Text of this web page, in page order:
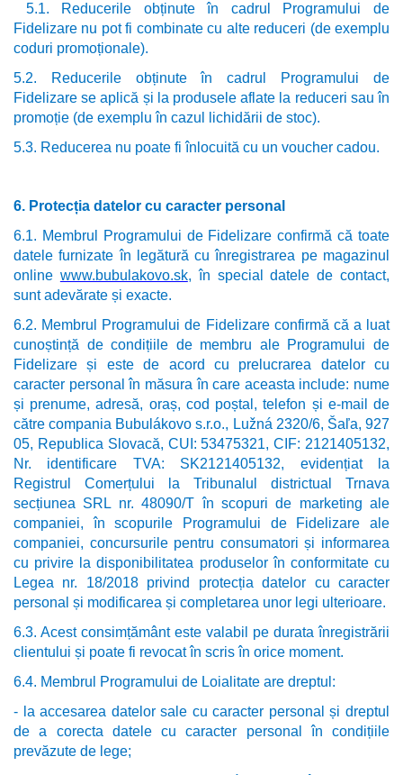
5.1. Reducerile obținute în cadrul Programului de
Fidelizare nu pot fi combinate cu alte reduceri (de exemplu
coduri promoționale).
5.2. Reducerile obținute în cadrul Programului de
Fidelizare se aplică și la produsele aflate la reduceri sau în
promoție (de exemplu în cazul lichidării de stoc).
5.3. Reducerea nu poate fi înlocuită cu un voucher cadou.
6. Protecția datelor cu caracter personal
6.1. Membrul Programului de Fidelizare confirmă că toate
datele furnizate în legătură cu înregistrarea pe magazinul
online www.bubulakovo.sk, în special datele de contact,
sunt adevărate și exacte.
6.2. Membrul Programului de Fidelizare confirmă că a luat
cunoștință de condițiile de membru ale Programului de
Fidelizare și este de acord cu prelucrarea datelor cu
caracter personal în măsura în care aceasta include: nume
și prenume, adresă, oraș, cod poștal, telefon și e-mail de
către compania Bubulákovo s.r.o., Lužná 2320/6, Šaľa, 927
05, Republica Slovacă, CUI: 53475321, CIF: 2121405132,
Nr. identificare TVA: SK2121405132, evidențiat la
Registrul Comerțului la Tribunalul districtual Trnava
secțiunea SRL nr. 48090/T în scopuri de marketing ale
companiei, în scopurile Programului de Fidelizare ale
companiei, concursurile pentru consumatori și informarea
cu privire la disponibilitatea produselor în conformitate cu
Legea nr. 18/2018 privind protecția datelor cu caracter
personal și modificarea și completarea unor legi ulterioare.
6.3. Acest consimțământ este valabil pe durata înregistrării
clientului și poate fi revocat în scris în orice moment.
6.4. Membrul Programului de Loialitate are dreptul:
- la accesarea datelor sale cu caracter personal și dreptul
de a corecta datele cu caracter personal în condițiile
prevăzute de lege;